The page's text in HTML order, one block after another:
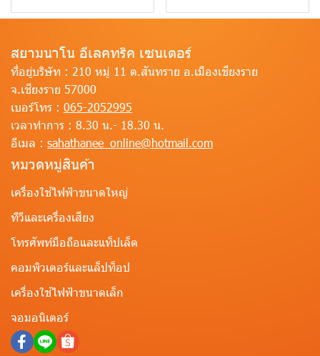
สยามนาโน อีเลคทริค เซนเตอร์
ที่อยู่บริษัท : 210 หมู่ 11 ต.สันทราย อ.เมืองเชียงราย
จ.เชียงราย 57000
เบอร์โทร : 065-2052995
เวลาทำการ : 8.30 น.- 18.30 น.
อีเมล : sahathanee_online@hotmail.com
หมวดหมู่สินค้า
เครื่องใช้ไฟฟ้าขนาดใหญ่
ทีวีและเครื่องเสียง
โทรศัพท์มือถือและแท็ปเล็ต
คอมพิวเตอร์และแล็ปท็อป
เครื่องใช้ไฟฟ้าขนาดเล็ก
จอมอนิเตอร์